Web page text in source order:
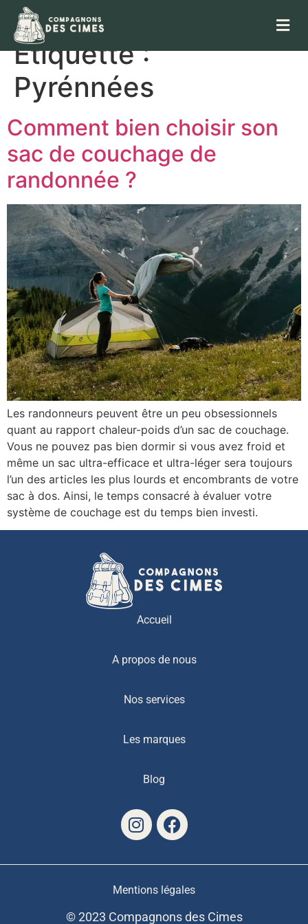
Étiquette :
Pyrénnées
Comment bien choisir son
sac de couchage de
randonnée ?
Les randonneurs peuvent être un peu obsessionnels
quant au rapport chaleur-poids d’un sac de couchage.
Vous ne pouvez pas bien dormir si vous avez froid et
même un sac ultra-efficace et ultra-léger sera toujours
l’un des articles les plus lourds et encombrants de votre
sac à dos. Ainsi, le temps consacré à évaluer votre
système de couchage est du temps bien investi.
Accueil
A propos de nous
Nos services
Les marques
Blog
Mentions légales
© 2023 Compagnons des Cimes